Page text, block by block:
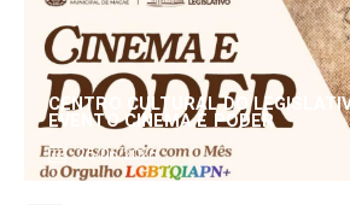
CENTRO CULTURAL DO
EVENTO CINEMA E PODER
25/06/2026